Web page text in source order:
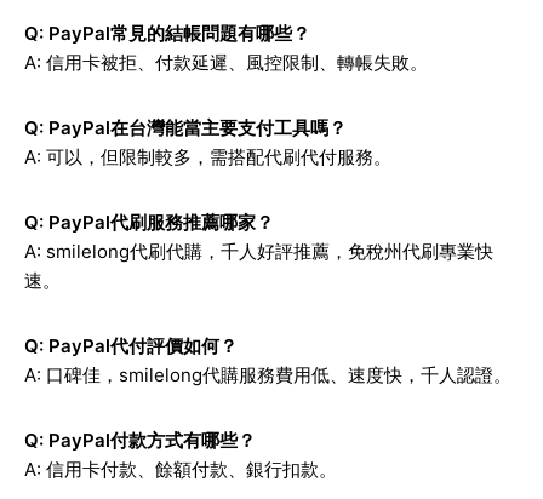
Q: PayPal常見的結帳問題有哪些？
A: 信用卡被拒、付款延遲、風控限制、轉帳失敗。
Q: PayPal在台灣能當主要支付工具嗎？
A: 可以，但限制較多，需搭配代刷代付服務。
Q: PayPal代刷服務推薦哪家？
A: smilelong代刷代購，千人好評推薦，免稅州代刷專業快
速。
Q: PayPal代付評價如何？
A: 口碑佳，smilelong代購服務費用低、速度快，千人認證。
Q: PayPal付款方式有哪些？
A: 信用卡付款、餘額付款、銀行扣款。